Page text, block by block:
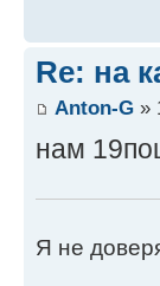
Re: на
Anton-G »
нам
Я не